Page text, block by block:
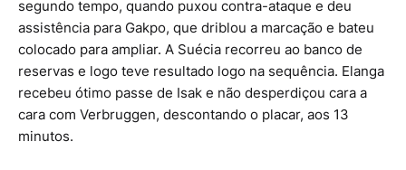
segundo tempo, quando puxou contra-ataque e deu
assistência para Gakpo, que driblou a marcação e bateu
colocado para ampliar. A Suécia recorreu ao banco de
reservas e logo teve resultado logo na sequência. Elanga
recebeu ótimo passe de Isak e não desperdiçou cara a
cara com Verbruggen, descontando o placar, aos 13
minutos.